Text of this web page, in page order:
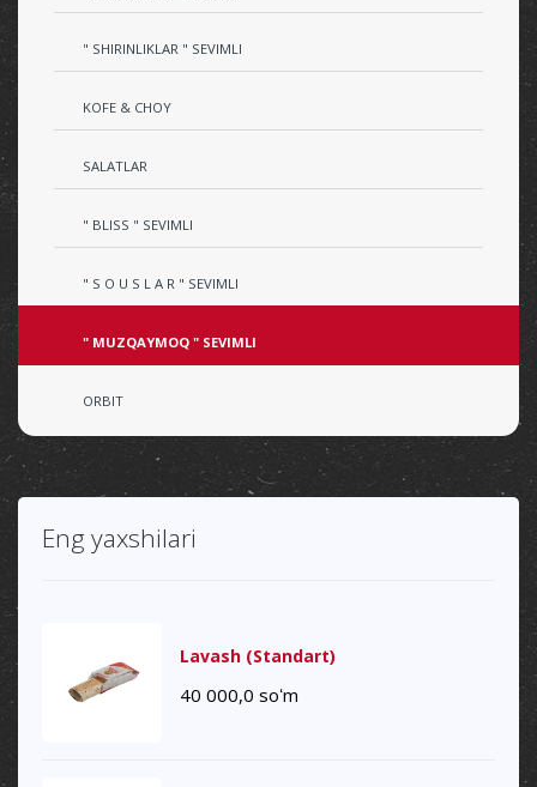
" SHIRINLIKLAR " SEVIMLI
KOFE & CHOY
SALATLAR
" BLISS " SEVIMLI
" S O U S L A R " SEVIMLI
" MUZQAYMOQ " SEVIMLI
ORBIT
Eng yaxshilari
Lavash (Standart)
40 000,0 soʻm